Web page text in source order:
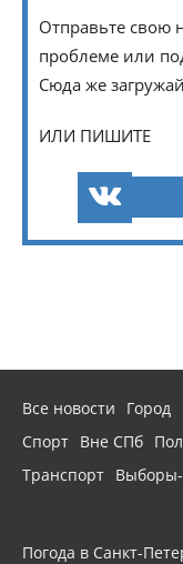
Отправьте свою
проблеме или
Сюда же
ИЛИ ПИШИТЕ
Все новости Город
Спорт Вне СПб
Транспорт
Погода в Санкт-